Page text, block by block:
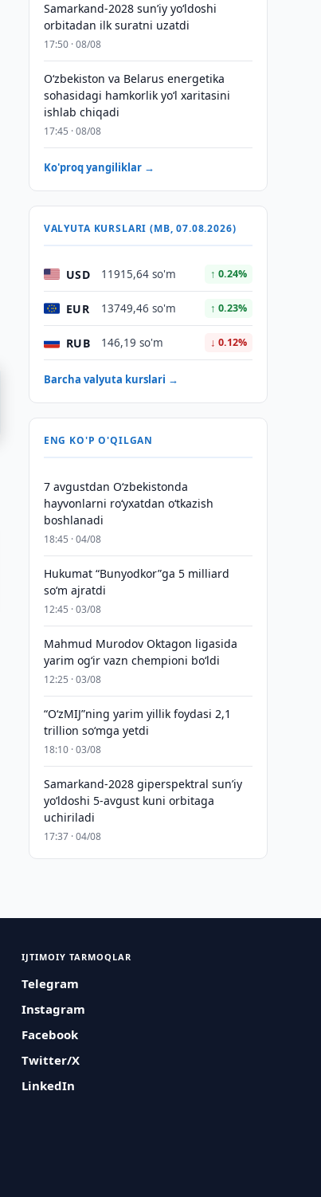
Samarkand-2028 sunʼiy yo‘ldoshi
orbitadan ilk suratni uzatdi
17:50 · 08/08
Oʻzbekiston va Belarus energetika
sohasidagi hamkorlik yoʻl xaritasini
ishlab chiqadi
17:45 · 08/08
Ko'proq yangiliklar →
VALYUTA KURSLARI (MB, 07.08.2026)
USD 11915,64 so'm ↑ 0.24%
EUR 13749,46 so'm ↑ 0.23%
RUB 146,19 so'm ↓ 0.12%
Barcha valyuta kurslari →
ENG KO'P O'QILGAN
7 avgustdan O‘zbekistonda
hayvonlarni ro‘yxatdan o‘tkazish
boshlanadi
18:45 · 04/08
Hukumat “Bunyodkor”ga 5 milliard
so‘m ajratdi
12:45 · 03/08
Mahmud Murodov Oktagon ligasida
yarim og‘ir vazn chempioni bo‘ldi
12:25 · 03/08
“O‘zMIJ”ning yarim yillik foydasi 2,1
trillion so‘mga yetdi
18:10 · 03/08
Samarkand-2028 giperspektral sun’iy
yo‘ldoshi 5-avgust kuni orbitaga
uchiriladi
17:37 · 04/08
IJTIMOIY TARMOQLAR
Telegram
Instagram
Facebook
Twitter/X
LinkedIn